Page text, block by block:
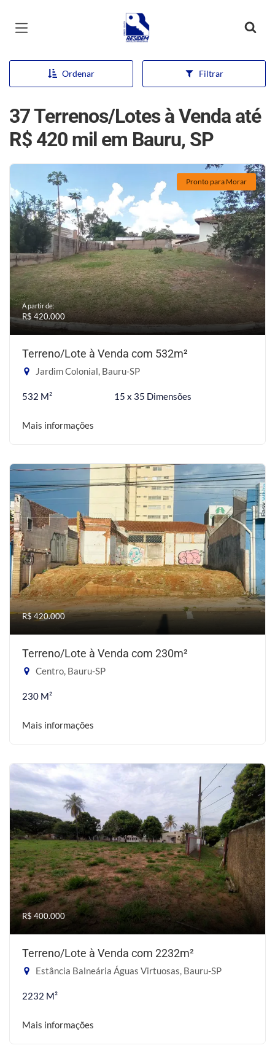
Página inicial
Ordenar Filtrar
37 Terrenos/Lotes à Venda até
R$ 420 mil em Bauru, SP
Pronto para Morar
A partir de:
R$ 420.000
Terreno/Lote à Venda com 532m²
Jardim Colonial, Bauru-SP
532 M² 15 x 35 Dimensões
Mais informações
R$ 420.000
Terreno/Lote à Venda com 230m²
Centro, Bauru-SP
230 M²
Mais informações
R$ 400.000
Terreno/Lote à Venda com 2232m²
Estância Balneária Águas Virtuosas, Bauru-SP
2232 M²
Mais informações